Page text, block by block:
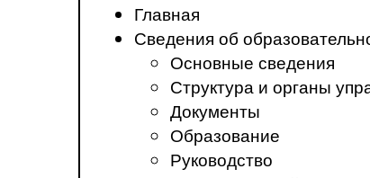
Главная
Сведения об
Основные сведения
Структура и органы
Документы
Образование
Руководство